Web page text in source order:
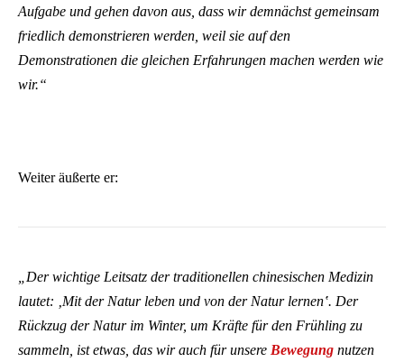
Aufgabe und gehen davon aus, dass wir demnächst gemeinsam
friedlich demonstrieren werden, weil sie auf den
Demonstrationen die gleichen Erfahrungen machen werden wie
wir.“
Weiter äußerte er:
„Der wichtige Leitsatz der traditionellen chinesischen Medizin
lautet: ‚Mit der Natur leben und von der Natur lernen‛. Der
Rückzug der Natur im Winter, um Kräfte für den Frühling zu
sammeln, ist etwas, das wir auch für unsere Bewegung nutzen